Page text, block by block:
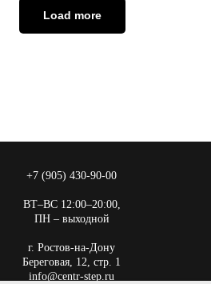
Load more
+7 (905) 430-90-00
ВТ–ВС 12:00–20:00,
ПН – выходной
г. Ростов-на-Дону
Береговая, 12, стр. 1
info@centr-step.ru